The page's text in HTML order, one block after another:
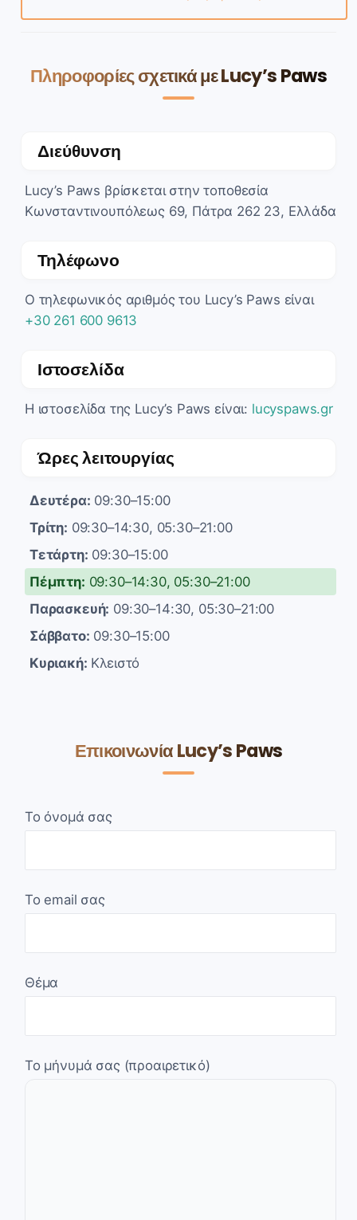
Πληροφορίες σχετικά με Lucy’s Paws
Διεύθυνση
Lucy’s Paws βρίσκεται στην τοποθεσία
Κωνσταντινουπόλεως 69, Πάτρα 262 23, Ελλάδα
Τηλέφωνο
Ο τηλεφωνικός αριθμός του Lucy’s Paws είναι
+30 261 600 9613
Ιστοσελίδα
Η ιστοσελίδα της Lucy’s Paws είναι: lucyspaws.gr
Ώρες λειτουργίας
Δευτέρα: 09:30–15:00
Τρίτη: 09:30–14:30, 05:30–21:00
Τετάρτη: 09:30–15:00
Πέμπτη: 09:30–14:30, 05:30–21:00
Παρασκευή: 09:30–14:30, 05:30–21:00
Σάββατο: 09:30–15:00
Κυριακή: Κλειστό
Επικοινωνία Lucy’s Paws
Το όνομά σας
Το email σας
Θέμα
Το μήνυμά σας (προαιρετικό)